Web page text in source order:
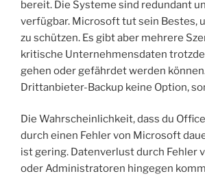
bereit. Die Systeme sind redundant
verfügbar. Microsoft tut sein Bestes,
zu schützen. Es gibt aber mehrere
kritische Unternehmensdaten
gehen oder gefährdet werden
Drittanbieter-Backup keine Option,
Die Wahrscheinlichkeit, dass du
durch einen Fehler von Microsoft
ist gering. Datenverlust durch Fehler
oder Administratoren hingegen